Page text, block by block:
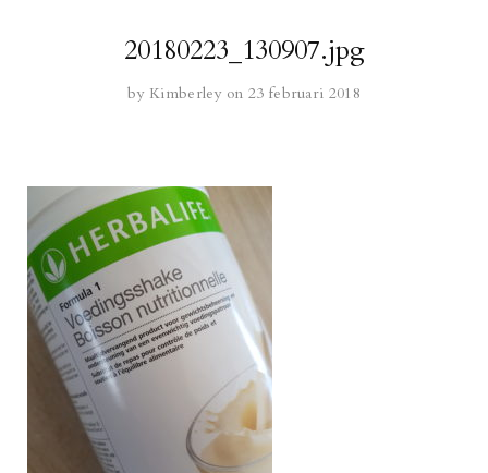
20180223_130907.jpg
by Kimberley on 23 februari 2018